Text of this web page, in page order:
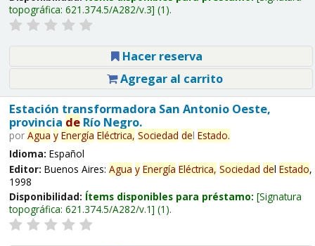
topográfica: 621.374.5/A282/v.3 (1).
Hacer reserva
Agregar al carrito
Estación transformadora San Antonio Oeste,
provincia deRío Negro.
por Agua y Energía Eléctrica, Sociedad del Estado.
Idioma: Español
Editor: Buenos Aires: Agua y Energía Eléctrica, Sociedad del Estado,
1998
Disponibilidad: Ítems disponibles para préstamo: Signatura
topográfica: 621.374.5/A282/v.1 (1).